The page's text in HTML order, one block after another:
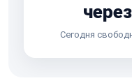
Сегодня